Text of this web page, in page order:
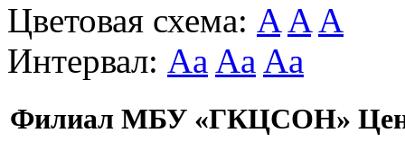
Цветовая схема: A A A
Интервал: Aa Aa Aa
Филиал МБУ «ГКЦСОН»